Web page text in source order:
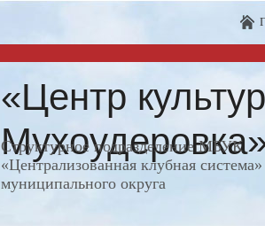
«Центр
Структурное подразделение МБУК
«Централизованная клубная
муниципального округа